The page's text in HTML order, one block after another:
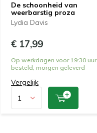
De schoonheid van
weerbarstig proza
Lydia Davis
€ 17,99
Op werkdagen voor 19:30 uur
besteld, morgen geleverd
Vergelijk